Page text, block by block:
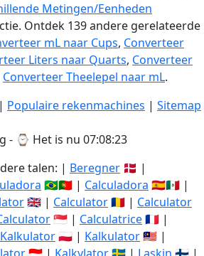
Metingen/Eenheden
Ontdek 139 andere gerelateerde
mL naar Cups, Converteer
Liters naar Quarts, Converteer
Converteer Theelepel naar mL.
| Populaire rekenmachines | Sitemap
- ⌚ Het is nu 07:08:24
talen: | Beregner 🇩🇰 |
🇧🇷🇵🇹 | Calculadora 🇪🇸🇲🇽 |
🇬🇧 | Calculator🇷🇴 | Calculator
🇸🇬 | Calculatrice🇫🇷 |
Kalkulator🇵🇱 | Kalkulator🇲🇾 |